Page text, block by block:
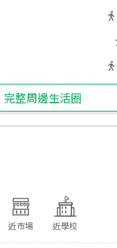
近市場 近學校
完整周邊生活圈